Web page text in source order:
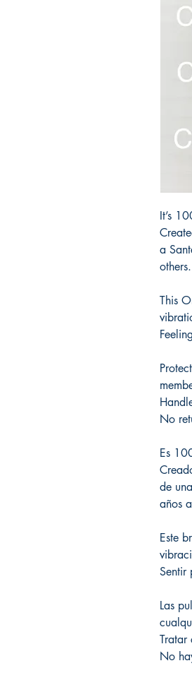
It’s
a
others.
This
No
Es
de
años
Este
Sentir
Las
Tratar
No